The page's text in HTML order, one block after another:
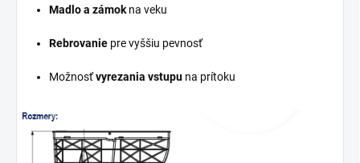
Madloa zámok na veku
Rebrovanie prevyššiu pevnosť
Možnosťvyrezania vstupu na prítoku